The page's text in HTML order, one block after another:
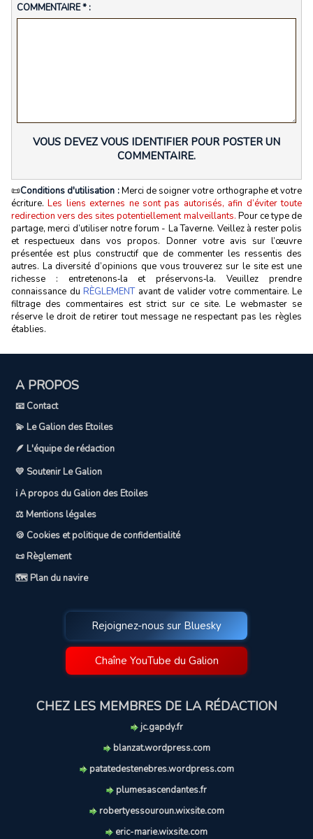
COMMENTAIRE * :
VOUS DEVEZ VOUS IDENTIFIER POUR POSTER UN
COMMENTAIRE.
📜Conditions d'utilisation :Merci de soigner votre orthographe et votre
écriture.Les liens externes ne sont pas autorisés, afin d’éviter toute
redirection vers des sites potentiellement malveillants. Pour ce type de
partage, merci d’utiliser notre forum - La Taverne. Veillez à rester polis
et respectueux dans vos propos. Donner votre avis sur l’œuvre
présentée est plus constructif que de commenter les ressentis des
autres. La diversité d’opinions que vous trouverez sur le site est une
richesse : entretenons‑la et préservons‑la. Veuillez prendre
connaissance du RÈGLEMENTavant de valider votre commentaire. Le
filtrage des commentaires est strict sur ce site. Le webmaster se
réserve le droit de retirer tout message ne respectant pas les règles
établies.
A PROPOS
📧 Contact
💫 Le Galion des Etoiles
🪶 L'équipe de rédaction
💛 Soutenir Le Galion
ℹ️ A propos du Galion des Etoiles
⚖️ Mentions légales
🍪 Cookies et politique de confidentialité
📜 Règlement
🗺️ Plan du navire
Rejoignez-nous sur Bluesky
Chaîne YouTube du Galion
CHEZ LES MEMBRES DE LA RÉDACTION
jc.gapdy.fr
blanzat.wordpress.com
patatedestenebres.wordpress.com
plumesascendantes.fr
robertyessouroun.wixsite.com
eric-marie.wixsite.com